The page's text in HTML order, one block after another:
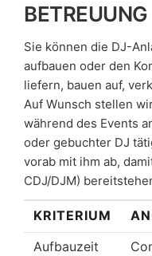
BETREUUNG
Sie können die DJ-
aufbauen oder den
liefern, bauen auf,
Auf Wunsch stellen
während des Events
oder gebuchter DJ
vorab mit ihm ab,
CDJ/DJM)
KRITERIUM
Aufbauzeit